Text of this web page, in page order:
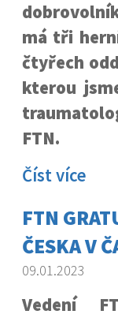
má tři
čtyřech
kterou
FTN.
Číst více
FTN
ČESKA V
09.01.2023
Vedení